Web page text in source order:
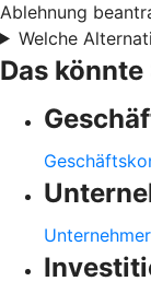
Ablehnung
Welche
Das